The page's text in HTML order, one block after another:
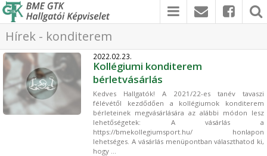
Hírek - konditerem
2022.02.23.
Kollégiumi konditerem
bérletvásárlás
Kedves Hallgatók! A 2021/22-es tanév tavaszi
félévétől kezdődően a kollégiumok konditerem
bérleteinek megvásárlására az alábbi módon lesz
lehetőségetek: A vásárlás a
https://bmekollegiumsport.hu/ honlapon
lehetséges. A vásárlás menüpontban választhatod ki,
hogy ...